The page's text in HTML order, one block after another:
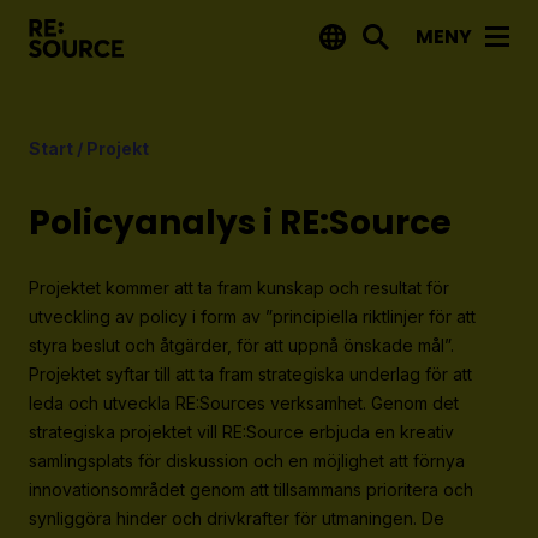
MENY
Tips på utlysningar
Projekt
Projektdatabas
Rapporter från RE:Source
Finansiering
Utlysningar
Start / Projekt
Policyanalys i RE:Source
Projektet kommer att ta fram kunskap och resultat för
utveckling av policy i form av ”principiella riktlinjer för att
styra beslut och åtgärder, för att uppnå önskade mål”.
Projektet syftar till att ta fram strategiska underlag för att
leda och utveckla RE:Sources verksamhet. Genom det
strategiska projektet vill RE:Source erbjuda en kreativ
samlingsplats för diskussion och en möjlighet att förnya
innovationsområdet genom att tillsammans prioritera och
synliggöra hinder och drivkrafter för utmaningen. De